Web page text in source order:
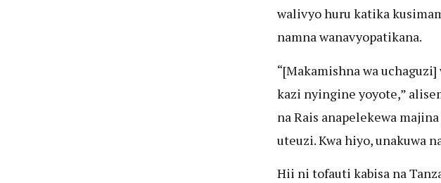
walivyo huru katika
namna wanavyopatikana.
“[Makamishna wa
kazi nyingine yoyote,”
na Rais anapelekewa
uteuzi. Kwa hiyo, unakuwa
Hii ni tofauti kabisa na